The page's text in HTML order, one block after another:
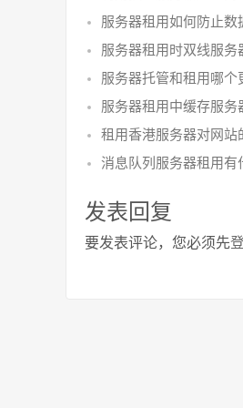
服务器租用如何防止数
服务器租用时双线服务
服务器托管和租用哪个
服务器租用中缓存服务
租用香港服务器对网站
消息队列服务器租用有
发表回复
要发表评论，您必须先